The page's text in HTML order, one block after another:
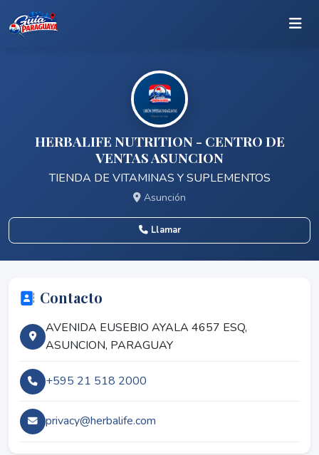
HERBALIFE NUTRITION - CENTRO DE
VENTAS ASUNCION
TIENDA DE VITAMINAS Y SUPLEMENTOS
Asunción
Llamar
Contacto
AVENIDA EUSEBIO AYALA 4657 ESQ,
ASUNCION, PARAGUAY
+595 21 518 2000
privacy@herbalife.com